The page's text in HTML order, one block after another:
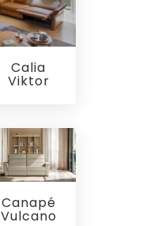
Calia
Viktor
Canapé
Vulcano